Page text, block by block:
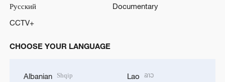
Русский
Documentary
CCTV+
CHOOSE YOUR LANGUAGE
Albanian Shqip Lao ລາວ